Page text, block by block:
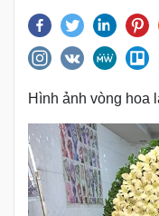
Hình ảnh vòng hoa